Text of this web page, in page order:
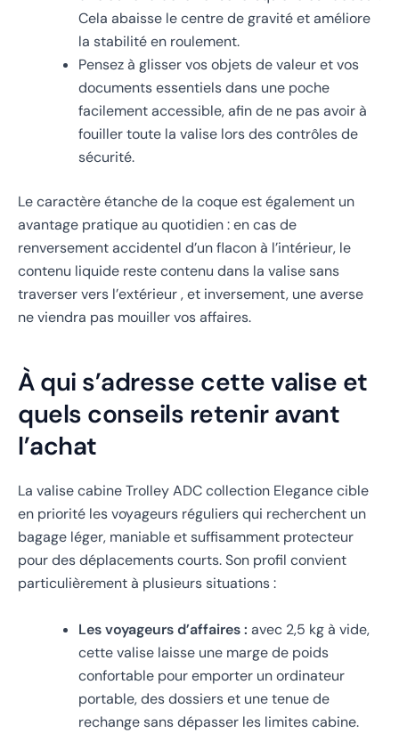
Cela abaisse le centre de gravité et améliore
la stabilité en roulement.
Pensez à glisser vos objets de valeur et vos
documents essentiels dans une poche
facilement accessible, afin de ne pas avoir à
fouiller toute la valise lors des contrôles de
sécurité.
Le caractère étanche de la coque est également un
avantage pratique au quotidien : en cas de
renversement accidentel d’un flacon à l’intérieur, le
contenu liquide reste contenu dans la valise sans
traverser vers l’extérieur , et inversement, une averse
ne viendra pas mouiller vos affaires.
À qui s’adresse cette valise et
quels conseils retenir avant
l’achat
La valise cabine Trolley ADC collection Elegance cible
en priorité les voyageurs réguliers qui recherchent un
bagage léger, maniable et suffisamment protecteur
pour des déplacements courts. Son profil convient
particulièrement à plusieurs situations :
Les voyageurs d’affaires : avec 2,5 kg à vide,
cette valise laisse une marge de poids
confortable pour emporter un ordinateur
portable, des dossiers et une tenue de
rechange sans dépasser les limites cabine.